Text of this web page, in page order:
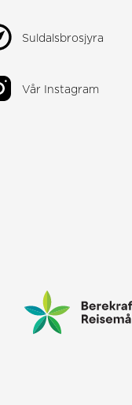
Suldalsbrosjyra
Vår Instagram